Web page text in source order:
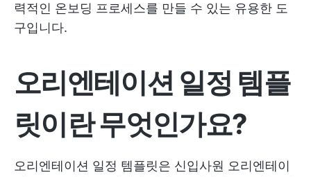
력적인 온보딩 프로세스를 만들 수 있는 유용한 도
구입니다.
오리엔테이션 일정 템플
릿이란 무엇인가요?
오리엔테이션 일정 템플릿은 신입사원 오리엔테이